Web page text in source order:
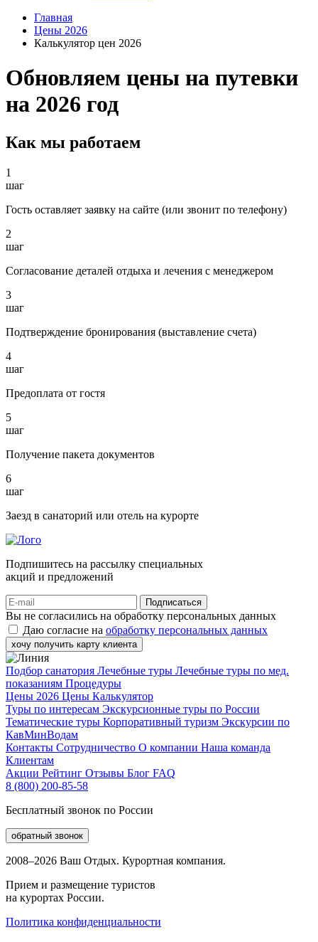
Главная
Цены 2026
Калькулятор цен 2026
Обновляем цены на путевки
на 2026 год
Как мы работаем
1
шаг
Гость оставляет заявку на сайте (или звонит по телефону)
2
шаг
Согласование деталей отдыха и лечения с менеджером
3
шаг
Подтверждение бронирования (выставление счета)
4
шаг
Предоплата от гостя
5
шаг
Получение пакета документов
6
шаг
Заезд в санаторий или отель на курорте
Подпишитесь на рассылку специальных
акций и предложений
Подписаться
Вы не согласились на обработку персональных данных
Даю согласие на обработку персональных данных
хочу получить карту клиента
Подбор санатория Лечебные туры Лечебные туры по мед.
показаниям Процедуры
Цены 2026 Цены Калькулятор
Туры по интересам Экскурсионные туры по России
Тематические туры Корпоративный туризм Экскурсии по
КавМинВодам
Контакты Сотрудничество О компании Наша команда
Клиентам
Акции Рейтинг Отзывы Блог FAQ
8 (800) 200-85-58
Бесплатный звонок по России
обратный звонок
2008–2026 Ваш Отдых. Курортная компания.
Прием и размещение туристов
на курортах России.
Политика конфиденциальности